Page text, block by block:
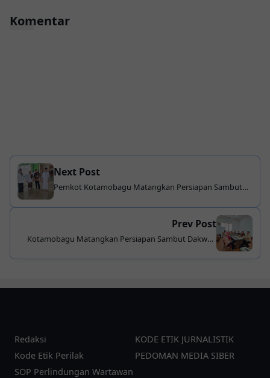
Komentar
Next Post
Pemkot Kotamobagu Matangkan Persiapan Sambut
Prev Post
Kotamobagu Matangkan Persiapan Sambut Dakwah
Redaksi
KODE ETIK JURNALISTIK
Kode Etik Perilak
PEDOMAN MEDIA SIBER
SOP Perlindungan Wartawan